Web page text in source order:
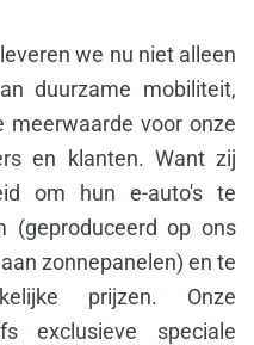
leveren we nu niet alleen
duurzame mobiliteit,
meerwaarde voor onze
en klanten. Want zij
om hun e-auto's te
(geproduceerd op ons
zonnepanelen) en te
prijzen. Onze
exclusieve speciale